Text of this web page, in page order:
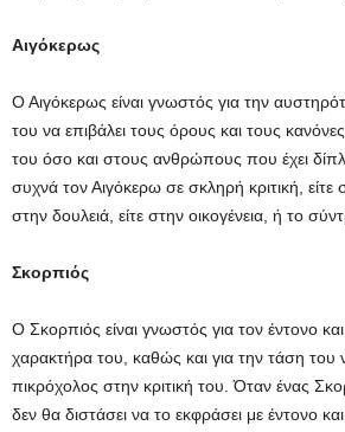
Αιγόκερως
Ο Αιγόκερως είναι γνωστός για την
του να επιβάλει τους όρους και τους
του όσο και στους ανθρώπους που έχει
συχνά τον Αιγόκερω σε σκληρή κριτική, είτε
στην δουλειά, είτε στην οικογένεια, ή το
Σκορπιός
Ο Σκορπιός είναι γνωστός για τον έντονο
χαρακτήρα του, καθώς και για την τάση του να
πικρόχολος στην κριτική του. Όταν ένας
δεν θα διστάσει να το εκφράσει με έντονο